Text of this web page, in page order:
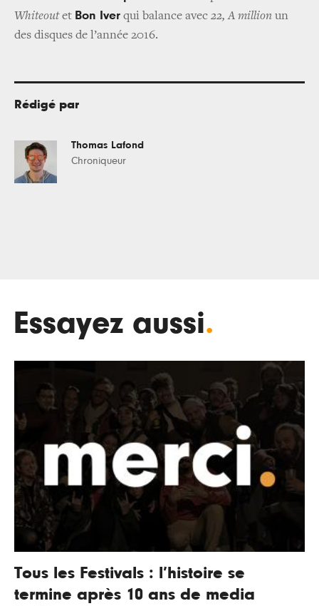
Whiteoutet Bon Iver qui balance avec 22, A million un
des disques de l’année 2016.
Rédigé par
Thomas Lafond
Chroniqueur
Essayez aussi.
Tous les Festivals : l’histoire se
termine après 10 ans de media